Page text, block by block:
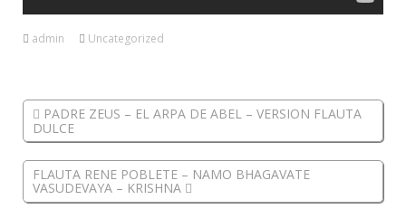
admin Uncategorized
PADRE ZEUS – EL ARPA DE ABEL – VERSION FLAUTA
DULCE
FLAUTA RENE POBLETE – NAMO BHAGAVATE
VASUDEVAYA – KRISHNA